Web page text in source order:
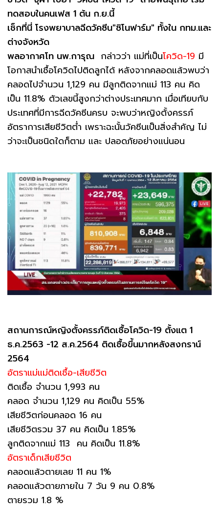
ทดสอบในคนเฟส 1 ต้น ก.ย.นี้
เช็กที่นี่ โรงพยาบาลฉีดวัคซีน"ซิโนฟาร์ม" ทั้งใน กทม.และ
ต่างจังหวัด
พลอากาศโท นพ.การุณ กล่าวว่า แม่ที่เป็นโควิด-19 มี
โอกาสนำเชื้อโควิดไปติดลูกได้ หลังจากคลอดแล้วพบว่า
คลอดไปจำนวน 1,129 คน มีลูกติดจากแม่ 113 คน คิด
เป็น 11.8% ตัวเลขนี้สูงกว่าต่างประเทศมาก เมื่อเทียบกับ
ประเทศที่มีการฉีดวัคซีนครบ จะพบว่าหญิงตั้งครรภ์
อัตราการเสียชีวิตต่ำ เพราะฉะนั้นวัคซีนเป็นสิ่งสำคัญ ไม่
ว่าจะเป็นชนิดใดก็ตาม และ ปลอดภัยอย่างแน่นอน
สถานการณ์หญิงตั้งครรภ์ติดเชื้อโควิด-19 ตั้งแต 1
ธ.ค.2563 -12 ส.ค.2564 ติดเชื้อขึ้นมากหลังสงกราน์
2564
อัตราแม่แม่ติดเชื้อ-เสียชีวิต
ติดเชื้อ จำนวน 1,993 คน
คลอด จำนวน 1,129 คน คิดเป็น 55%
เสียชีวิตก่อนคลอด 16 คน
เสียชีวิตรวม 37 คน คิดเป็น 1.85%
ลูกติดจากแม่ 113 คน คิดเป็น 11.8%
อัตราเด็กเสียชีวิต
คลอดแล้วตายเลย 11 คน 1%
คลอดแล้วตายภายใน 7 วัน 9 คน 0.8%
ตายรวม 1.8 %